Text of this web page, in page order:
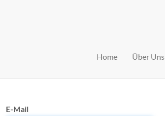
Home Über Uns
E-Mail